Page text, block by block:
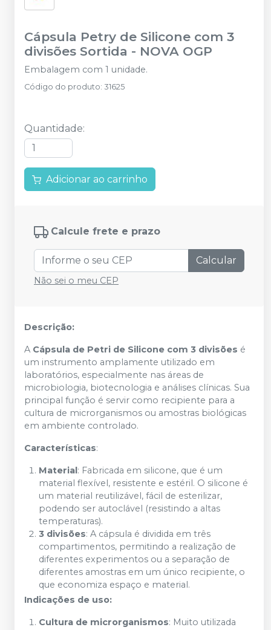
Cápsula Petry de Silicone com 3
divisões Sortida - NOVA OGP
Embalagem com 1 unidade.
Código do produto: 31625
Quantidade:
Adicionar ao carrinho
Calcule frete e prazo
Calcular
Não sei o meu CEP
Descrição:
A Cápsula de Petri de Silicone com 3 divisões é
um instrumento amplamente utilizado em
laboratórios, especialmente nas áreas de
microbiologia, biotecnologia e análises clínicas. Sua
principal função é servir como recipiente para a
cultura de microrganismos ou amostras biológicas
em ambiente controlado.
Características:
Material: Fabricada em silicone, que é um
material flexível, resistente e estéril. O silicone é
um material reutilizável, fácil de esterilizar,
podendo ser autoclável (resistindo a altas
temperaturas).
3 divisões: A cápsula é dividida em três
compartimentos, permitindo a realização de
diferentes experimentos ou a separação de
diferentes amostras em um único recipiente, o
que economiza espaço e material.
Indicações de uso:
Cultura de microrganismos: Muito utilizada